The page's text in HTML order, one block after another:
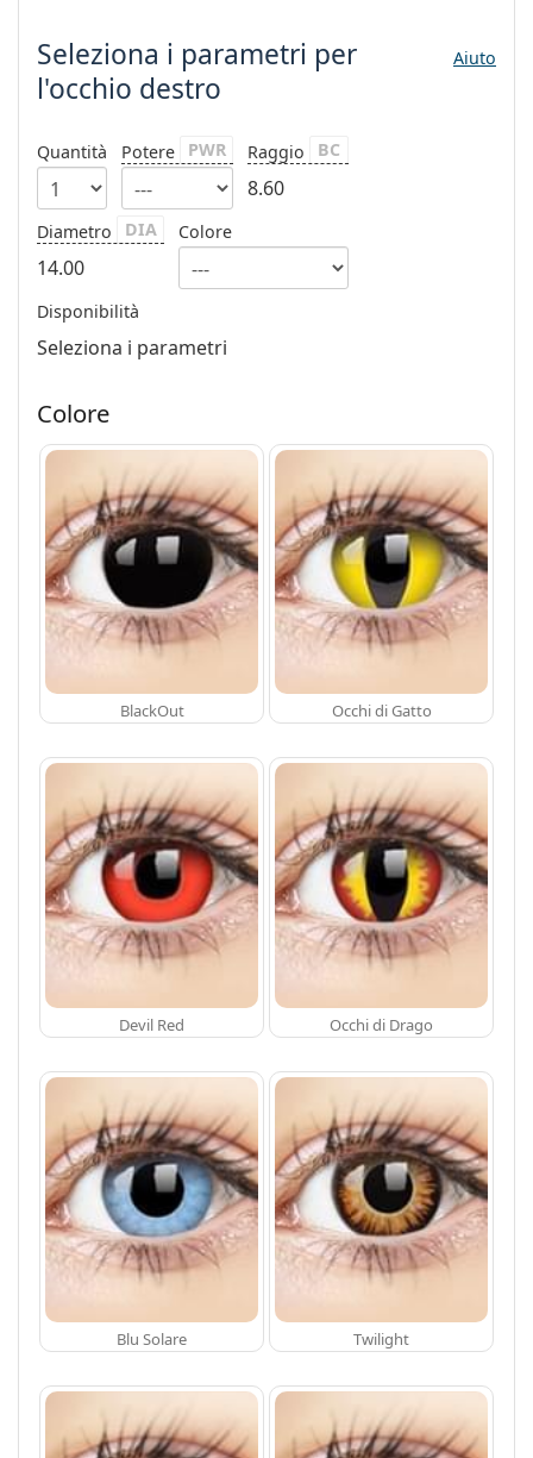
Prada
Seleziona i parametri per
l'occhio destro
Aiuto
Quantità Potere PWR Raggio BC
8.60
Diametro DIA
14.00
Colore
Disponibilità
Seleziona i parametri
Colore
BlackOut Occhi di Gatto
Devil Red Occhi di Drago
Blu Solare Twilight